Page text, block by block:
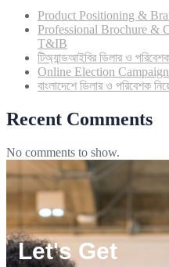
Product Positioning &
Professional Brochure &
T&IB
টিঅ্যান্ডআইবির ডিলার ও
Online Election
বাংলাদেশে ডিলার ও পরিবেশক
Recent Comments
No comments to show.
Let's Get